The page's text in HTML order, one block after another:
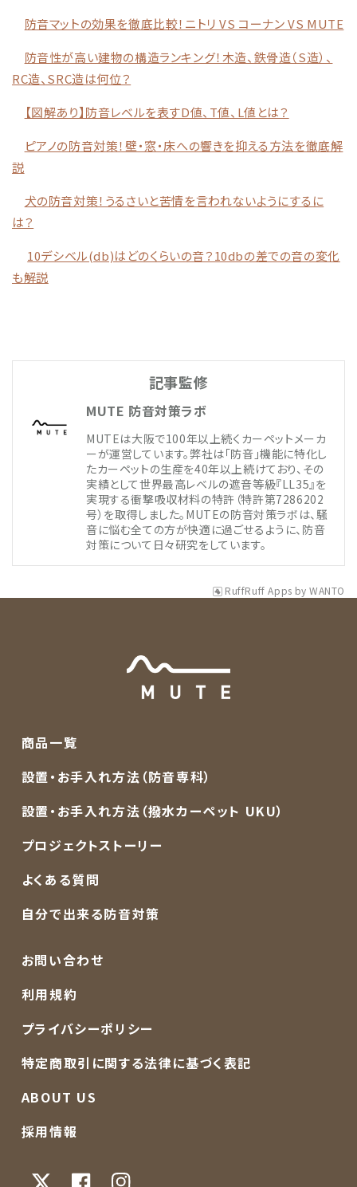
防音マットの効果を徹底比較！ニトリ VS コーナン VS MUTE
防音性が高い建物の構造ランキング！木造、鉄骨造（S造）、
RC造、SRC造は何位？
【図解あり】防音レベルを表すD値、T値、L値とは？
ピアノの防音対策！壁・窓・床への響きを抑える方法を徹底解
説
犬の防音対策！うるさいと苦情を言われないようにするに
は？
10デシベル(db)はどのくらいの音？10dbの差での音の変化
も解説
記事監修
MUTE 防音対策ラボ
MUTEは大阪で100年以上続くカーペットメーカ
ーが運営しています。弊社は「防音」機能に特化し
たカーペットの生産を40年以上続けており、その
実績として世界最高レベルの遮音等級『LL35』を
実現する衝撃吸収材料の特許（特許第7286202
号）を取得しました。MUTEの防音対策ラボは、騒
音に悩む全ての方が快適に過ごせるように、防音
対策について日々研究をしています。
RuffRuff Apps by WANTO
商品一覧
設置・お手入れ方法（防音専科）
設置・お手入れ方法（撥水カーペット UKU）
プロジェクトストーリー
よくある質問
自分で出来る防音対策
お問い合わせ
利用規約
プライバシーポリシー
特定商取引に関する法律に基づく表記
ABOUT US
採用情報